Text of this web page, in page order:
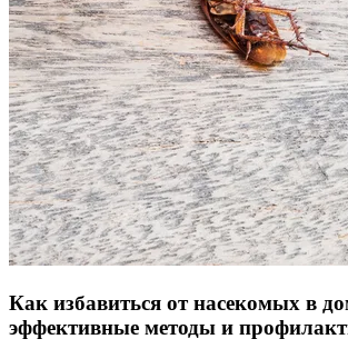
Как избавиться от насекомых в
эффективные методы и